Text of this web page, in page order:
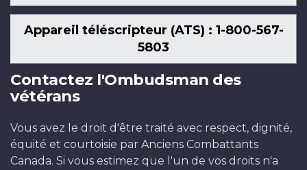
Appareil téléscripteur (ATS) : 1-800-567-
5803
Contactez l'Ombudsman des
vétérans
Vous avez le droit d'être traité avec respect, dignité,
équité et courtoisie par Anciens Combattants
Canada. Si vous estimez que l'un de vos droits n'a